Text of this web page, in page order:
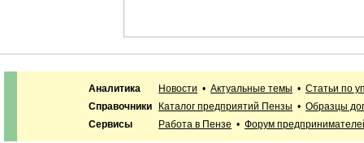
Аналитика Новости • Актуальные темы • Статьи по
Справочники
Каталог предприятий Пензы • Образцы
Сервисы
Работа в Пензе • Форум